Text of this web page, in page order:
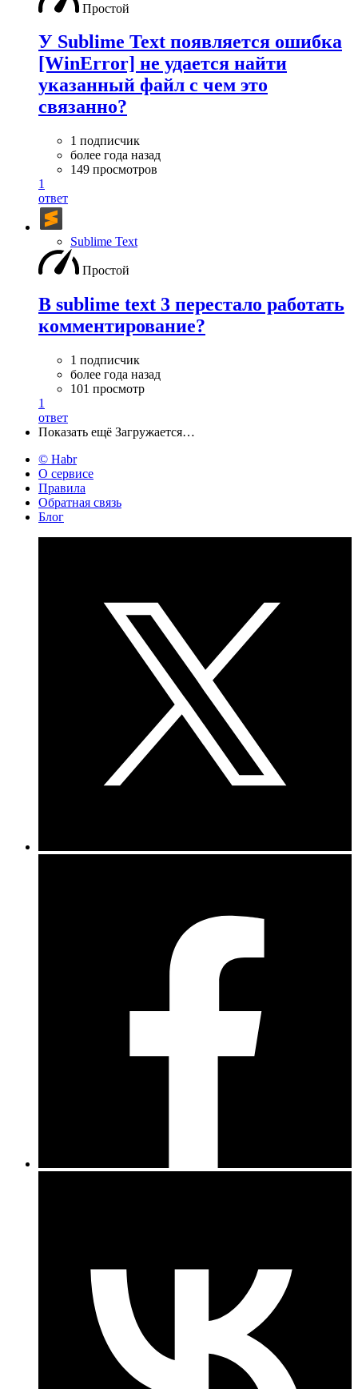
Простой
У Sublime Text появляется ошибка
[WinError] не удается найти
указанный файл с чем это
связанно?
1 подписчик
более года назад
149 просмотров
1
ответ
Sublime Text
Простой
В sublime text 3 перестало работать
комментирование?
1 подписчик
более года назад
101 просмотр
1
ответ
Показать ещё Загружается…
© Habr
О сервисе
Правила
Обратная связь
Блог